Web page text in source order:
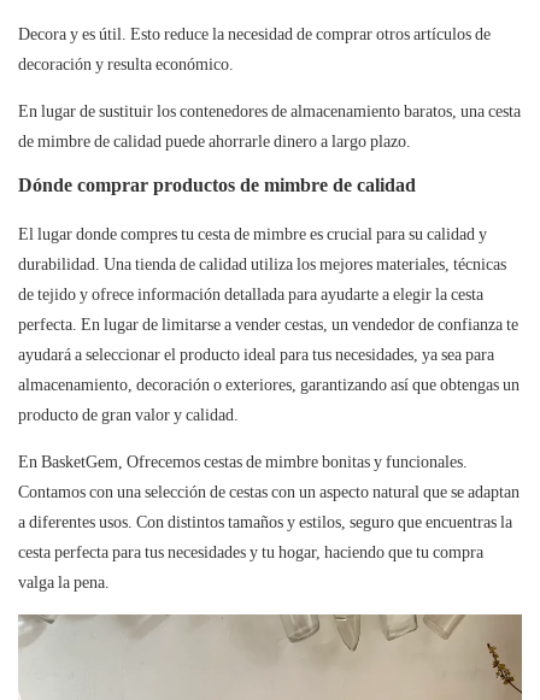
Decora y es útil. Esto reduce la necesidad de comprar otros artículos de
decoración y resulta económico.
En lugar de sustituir los contenedores de almacenamiento baratos, una cesta
de mimbre de calidad puede ahorrarle dinero a largo plazo.
Dónde comprar productos de mimbre de calidad
El lugar donde compres tu cesta de mimbre es crucial para su calidad y
durabilidad. Una tienda de calidad utiliza los mejores materiales, técnicas
de tejido y ofrece información detallada para ayudarte a elegir la cesta
perfecta. En lugar de limitarse a vender cestas, un vendedor de confianza te
ayudará a seleccionar el producto ideal para tus necesidades, ya sea para
almacenamiento, decoración o exteriores, garantizando así que obtengas un
producto de gran valor y calidad.
En BasketGem, Ofrecemos cestas de mimbre bonitas y funcionales.
Contamos con una selección de cestas con un aspecto natural que se adaptan
a diferentes usos. Con distintos tamaños y estilos, seguro que encuentras la
cesta perfecta para tus necesidades y tu hogar, haciendo que tu compra
valga la pena.